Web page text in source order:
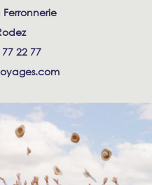
77 22 77